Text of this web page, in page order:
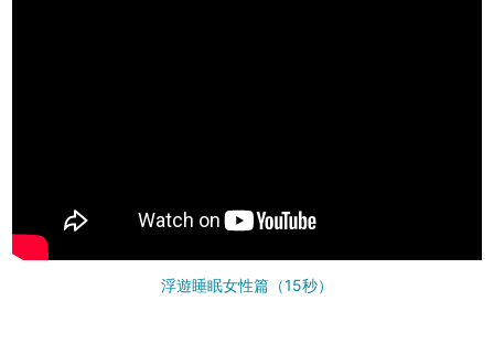
浮遊睡眠女性篇（15秒）